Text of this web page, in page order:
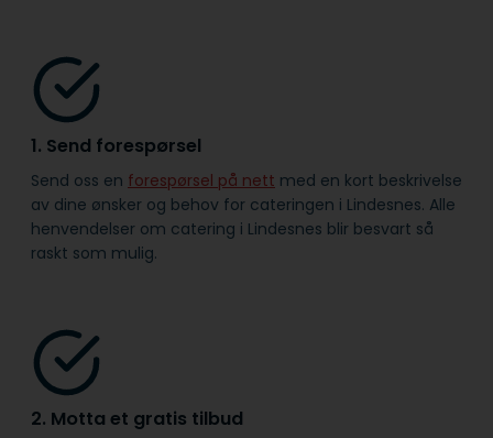
1. Send forespørsel
Send oss en forespørsel på nett med en kort beskrivelse
av dine ønsker og behov for cateringen i Lindesnes. Alle
henvendelser om catering i Lindesnes blir besvart så
raskt som mulig.
2. Motta et gratis tilbud